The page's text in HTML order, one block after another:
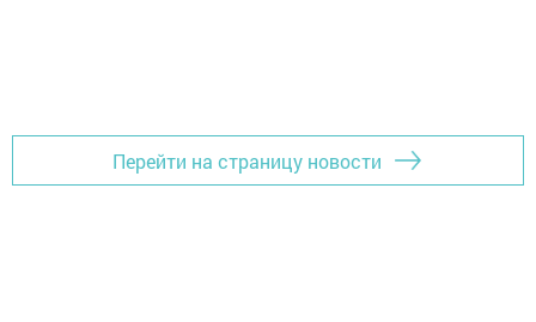
Перейти на страницу новости